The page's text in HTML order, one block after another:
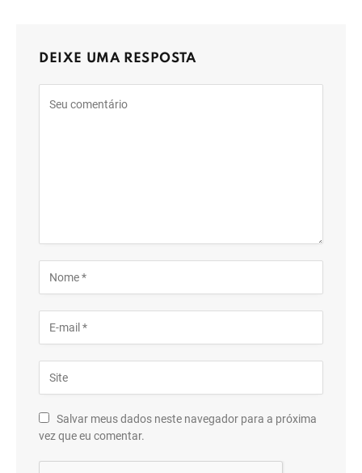
DEIXE UMA RESPOSTA
Salvar meus dados neste navegador para a próxima
vez que eu comentar.